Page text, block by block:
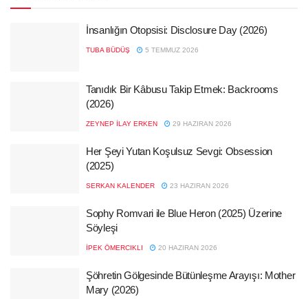
İnsanlığın Otopsisi: Disclosure Day (2026)
TUBA BÜDÜŞ 5 TEMMUZ 2026
Tanıdık Bir Kâbusu Takip Etmek: Backrooms
(2026)
ZEYNEP İLAY ERKEN 29 HAZIRAN 2026
Her Şeyi Yutan Koşulsuz Sevgi: Obsession
(2025)
SERKAN KALENDER 23 HAZIRAN 2026
Sophy Romvari ile Blue Heron (2025) Üzerine
Söyleşi
İPEK ÖMERCIKLI 20 HAZIRAN 2026
Şöhretin Gölgesinde Bütünleşme Arayışı: Mother
Mary (2026)